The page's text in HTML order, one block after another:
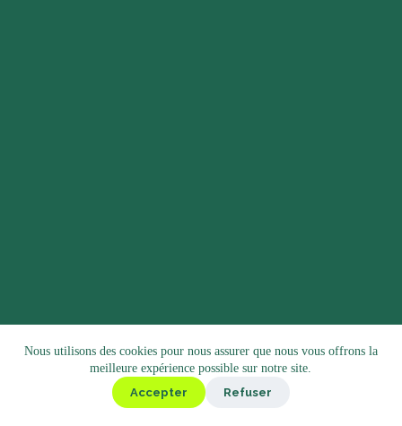
Nous utilisons des cookies pour nous assurer que nous vous offrons la
meilleure expérience possible sur notre site.
Accepter
Refuser